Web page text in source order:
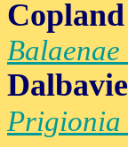
Copland
Balaenae
Dalbavie
Prigionia